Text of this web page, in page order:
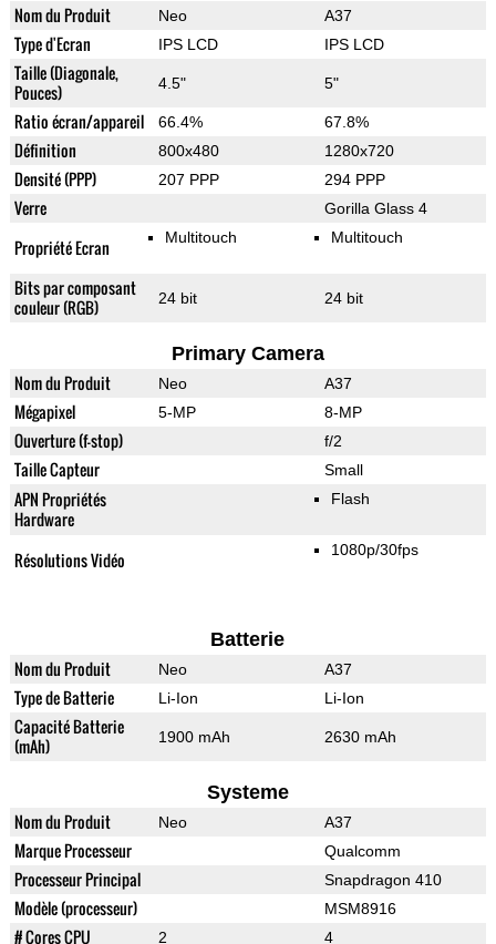
Nom du Produit Neo A37
Type d'Ecran IPS LCD IPS LCD
Taille (Diagonale,
Pouces)
4.5" 5"
Ratio écran/appareil 66.4% 67.8%
Définition 800x480 1280x720
Densité (PPP) 207 PPP 294 PPP
Verre Gorilla Glass 4
Propriété Ecran Multitouch Multitouch
Bits par composant
couleur (RGB)
24 bit 24 bit
Primary Camera
Nom du Produit Neo A37
Mégapixel 5-MP 8-MP
Ouverture (f-stop) f/2
Taille Capteur Small
APN Propriétés
Hardware
Flash
Résolutions Vidéo 1080p/30fps
Batterie
Nom du Produit Neo A37
Type de Batterie Li-Ion Li-Ion
Capacité Batterie
(mAh)
1900 mAh 2630 mAh
Systeme
Nom du Produit Neo A37
Marque Processeur Qualcomm
Processeur Principal Snapdragon 410
Modèle (processeur) MSM8916
# Cores CPU 2 4